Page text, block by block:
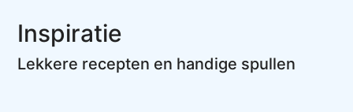
Inspiratie
Lekkere recepten en handige spullen